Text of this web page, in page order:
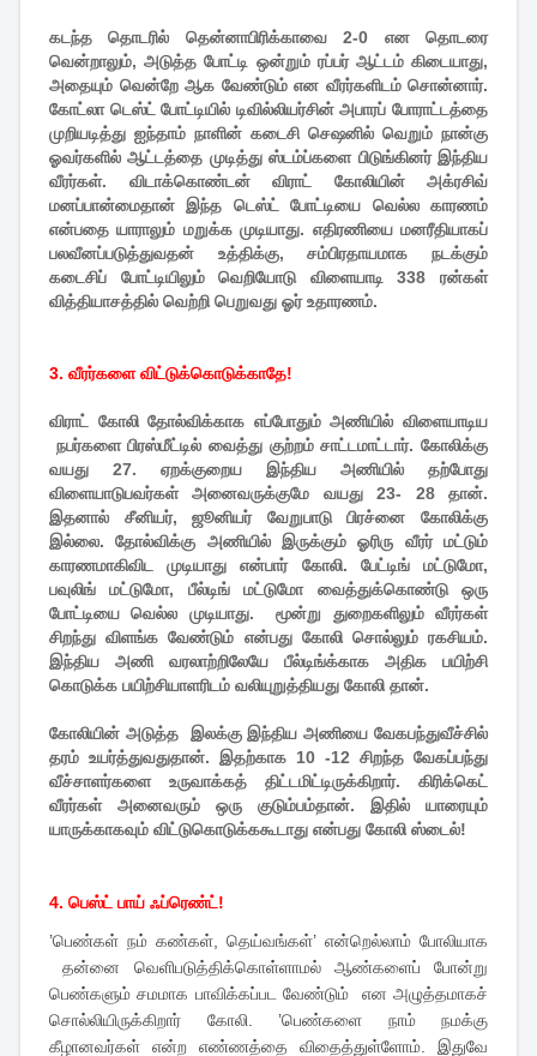
கடந்த தொடரில் தென்னாபிரிக்காவை 2-0 என தொடரை
வென்றாலும், அடுத்த போட்டி ஒன்றும் ரப்பர் ஆட்டம் கிடையாது,
அதையும் வென்றே ஆக வேண்டும் என வீரர்களிடம் சொன்னார்.
கோட்லா டெஸ்ட் போட்டியில் டிவில்லியர்சின் அபாரப் போராட்டத்தை
முறியடித்து ஐந்தாம் நாளின் கடைசி செஷனில் வெறும் நான்கு
ஓவர்களில் ஆட்டத்தை முடித்து ஸ்டம்ப்களை பிடுங்கினர் இந்திய
வீரர்கள். விடாக்கொண்டன் விராட் கோலியின் அக்ரசிவ்
மனப்பான்மைதான் இந்த டெஸ்ட் போட்டியை வெல்ல காரணம்
என்பதை யாராலும் மறுக்க முடியாது. எதிரணியை மனரீதியாகப்
பலவீனப்படுத்துவதன் உத்திக்கு, சம்பிரதாயமாக நடக்கும்
கடைசிப் போட்டியிலும் வெறியோடு விளையாடி 338 ரன்கள்
வித்தியாசத்தில் வெற்றி பெறுவது ஓர் உதாரணம்.
3. வீரர்களை விட்டுக்கொடுக்காதே!
விராட் கோலி தோல்விக்காக எப்போதும் அணியில் விளையாடிய
நபர்களை பிரஸ்மீட்டில் வைத்து குற்றம் சாட்டமாட்டார். கோலிக்கு
வயது 27. ஏறக்குறைய இந்திய அணியில் தற்போது
விளையாடுபவர்கள் அனைவருக்குமே வயது 23- 28 தான்.
இதனால் சீனியர், ஜூனியர் வேறுபாடு பிரச்னை கோலிக்கு
இல்லை. தோல்விக்கு அணியில் இருக்கும் ஓரிரு வீரர் மட்டும்
காரணமாகிவிட முடியாது என்பார் கோலி. பேட்டிங் மட்டுமோ,
பவுலிங் மட்டுமோ, பீல்டிங் மட்டுமோ வைத்துக்கொண்டு ஒரு
போட்டியை வெல்ல முடியாது. மூன்று துறைகளிலும் வீரர்கள்
சிறந்து விளங்க வேண்டும் என்பது கோலி சொல்லும் ரகசியம்.
இந்திய அணி வரலாற்றிலேயே பீல்டிங்க்காக அதிக பயிற்சி
கொடுக்க பயிற்சியாளரிடம் வலியுறுத்தியது கோலி தான்.
கோலியின் அடுத்த இலக்கு இந்திய அணியை வேகபந்துவீச்சில்
தரம் உயர்த்துவதுதான். இதற்காக 10 -12 சிறந்த வேகப்பந்து
வீச்சாளர்களை உருவாக்கத் திட்டமிட்டிருக்கிறார். கிரிக்கெட்
வீரர்கள் அனைவரும் ஒரு குடும்பம்தான். இதில் யாரையும்
யாருக்காகவும் விட்டுகொடுக்ககூடாது என்பது கோலி ஸ்டைல்!
4. பெஸ்ட் பாய் ஃப்ரெண்ட்!
’பெண்கள் நம் கண்கள், தெய்வங்கள்’ என்றெல்லாம் போலியாக
தன்னை வெளிபடுத்திக்கொள்ளாமல் ஆண்களைப் போன்று
பெண்களும் சமமாக பாவிக்கப்பட வேண்டும் என அழுத்தமாகச்
சொல்லியிருக்கிறார் கோலி. ’பெண்களை நாம் நமக்கு
கீழானவர்கள் என்ற எண்ணத்தை விதைத்துள்ளோம். இதுவே